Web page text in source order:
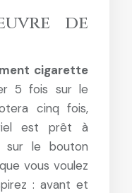
de
cigarette
5 fois sur le
cinq fois,
est prêt à
sur le bouton
vous voulez
: avant et